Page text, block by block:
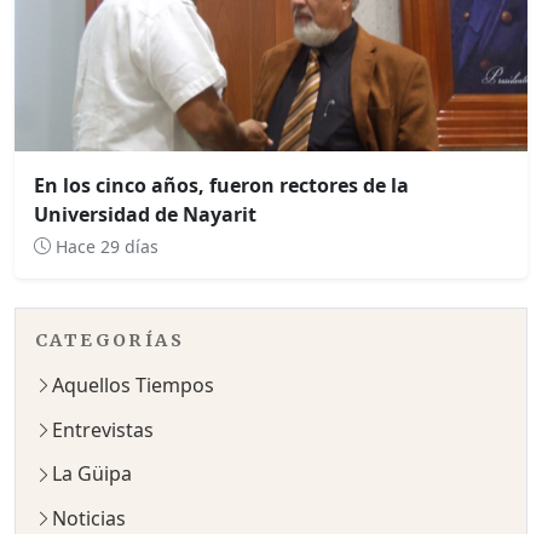
En los cinco años, fueron rectores de la
Universidad de Nayarit
Hace 29 días
CATEGORÍAS
Aquellos Tiempos
Entrevistas
La Güipa
Noticias